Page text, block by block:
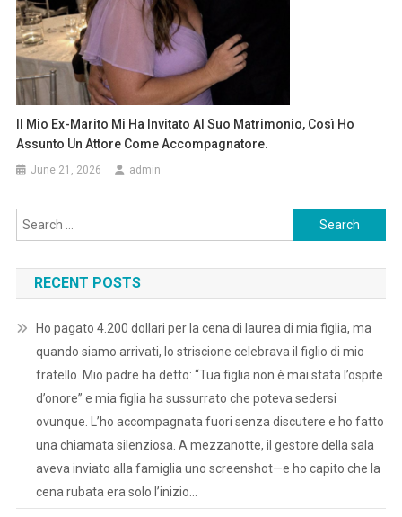
Il Mio Ex-Marito Mi Ha Invitato Al Suo Matrimonio, Così Ho
Assunto Un Attore Come Accompagnatore.
June 21, 2026 admin
Search
for:
RECENT POSTS
Ho pagato 4.200 dollari per la cena di laurea di mia figlia, ma
quando siamo arrivati, lo striscione celebrava il figlio di mio
fratello. Mio padre ha detto: “Tua figlia non è mai stata l’ospite
d’onore” e mia figlia ha sussurrato che poteva sedersi
ovunque. L’ho accompagnata fuori senza discutere e ho fatto
una chiamata silenziosa. A mezzanotte, il gestore della sala
aveva inviato alla famiglia uno screenshot—e ho capito che la
cena rubata era solo l’inizio…